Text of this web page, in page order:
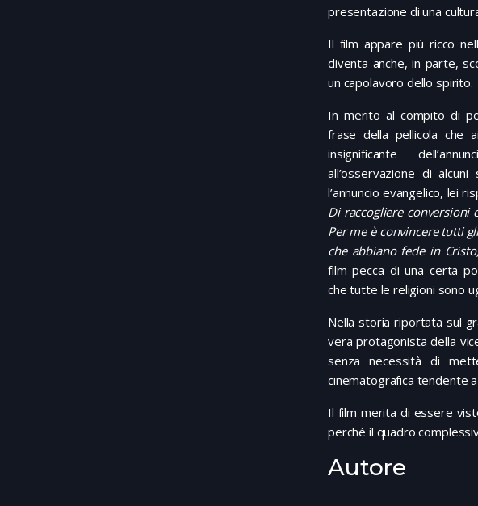
presentazione di una
Il film appare più ricco
diventa anche, in parte,
un capolavoro dello spirito.
In merito al compito di
frase della pellicola che
insignificante
all’osservazione di
l’annuncio evangelico, lei
Di raccogliere conversioni
Per me è convincere tutti
che abbiano fede in
film pecca di una certa
che tutte le religioni sono
Nella storia riportata sul
vera protagonista della
senza necessità di
cinematografica tendente
Il film merita di essere
perché il quadro
Autore